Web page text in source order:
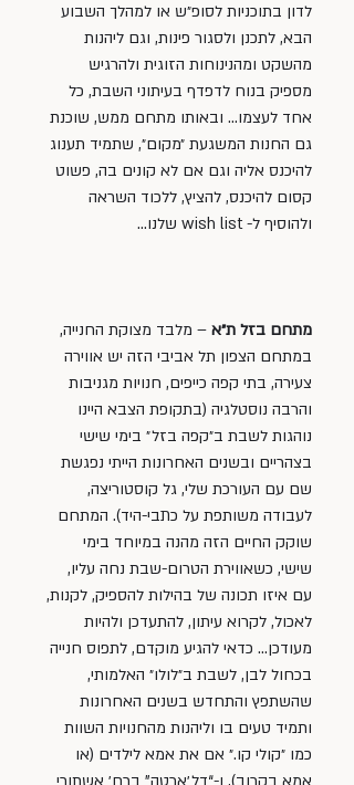
לדון בתוכניות לסופ״ש או למהלך השבוע
הבא, לתכנן ולסגור פינות, וגם ליהנות
מהשקט ומהנינוחות הזוגית ולהרגיש
מספיק בנוח לדפדף בעיתוני השבת, כל
אחד לעצמו… ובאותו מתחם ממש, שוכנת
גם החנות המשגעת ״מקום״, שתמיד תענוג
להיכנס אליה וגם אם לא קונים בה, פשוט
קסום להיכנס, להציץ, ללכוד השראה
ולהוסיף ל- wish list שלנו…
מתחם בזל ת״א – מלבד מצוקת החנייה,
במתחם הצפון תל אביבי הזה יש אווירה
צעירה, בתי קפה כייפים, חנויות מגניבות
והרבה נוסטלגיה (בתקופת הצבא היינו
נוהגות לשבת ב״קפה בזל״ בימי שישי
בצהריים ובשנים האחרונות הייתי נפגשת
שם עם העורכת שלי, גל קוסטוריצה,
לעבודה משותפת על כתבי-היד). המתחם
שוקק החיים הזה מהנה במיוחד בימי
שישי, כשאווירת הטרום-שבת נחה עליו,
עם איזו תכונה של בהילות להספיק, לקנות,
לאכול, לקרוא עיתון, להתעדכן ולהיות
מעודכן… כדאי להגיע מוקדם, לתפוס חנייה
בכחול לבן, לשבת ב״לולו״ האלמותי,
שהשתפץ והתחדש בשנים האחרונות
ותמיד טעים בו וליהנות מהחנויות השוות
כמו ״קולי קו.״ אם את אמא לילדים (או